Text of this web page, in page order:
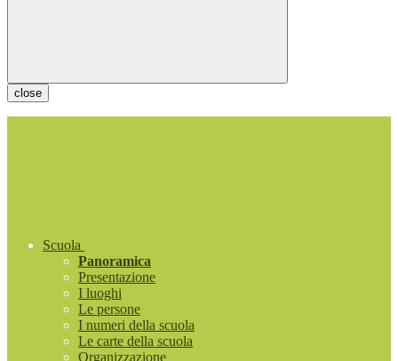
close
Scuola
Panoramica
Presentazione
I luoghi
Le persone
I numeri della scuola
Le carte della scuola
Organizzazione